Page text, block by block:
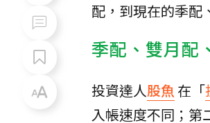
配，到現在的季
季配、雙月配
投資達人股魚 在「
入帳速度不同；第